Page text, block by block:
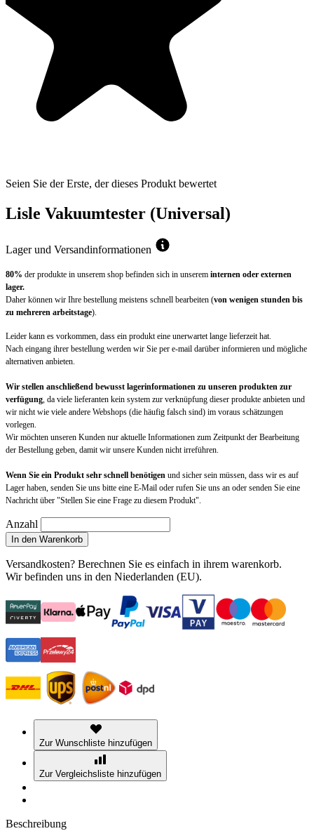
Seien Sie der Erste, der dieses Produkt bewertet
Lisle Vakuumtester (Universal)
Lager und Versandinformationen
80% der produkte in unserem shop befinden sich in unserem internen oder externen
lager.
Daher können wir Ihre bestellung meistens schnell bearbeiten (von wenigen stunden bis
zu mehreren arbeitstage).
Leider kann es vorkommen, dass ein produkt eine unerwartet lange lieferzeit hat.
Nach eingang ihrer bestellung werden wir Sie per e-mail darüber informieren und mögliche
alternativen anbieten.
Wir stellen anschließend bewusst lagerinformationen zu unseren produkten zur
verfügung, da viele lieferanten kein system zur verknüpfung dieser produkte anbieten und
wir nicht wie viele andere Webshops (die häufig falsch sind) im voraus schätzungen
vorlegen.
Wir möchten unseren Kunden nur aktuelle Informationen zum Zeitpunkt der Bearbeitung
der Bestellung geben, damit wir unsere Kunden nicht irreführen.
Wenn Sie ein Produkt sehr schnell benötigen und sicher sein müssen, dass wir es auf
Lager haben, senden Sie uns bitte eine E-Mail oder rufen Sie uns an oder senden Sie eine
Nachricht über "Stellen Sie eine Frage zu diesem Produkt".
Anzahl
In den Warenkorb
Versandkosten? Berechnen Sie es einfach in ihrem warenkorb.
Wir befinden uns in den Niederlanden (EU).
Zur Wunschliste hinzufügen
Zur Vergleichsliste hinzufügen
Beschreibung